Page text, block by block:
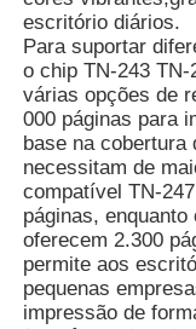
escritório diários.
Para suportar
o chip TN-243
várias opções de
000 páginas para
base na cobertura
necessitam de
compatível TN-
páginas,
oferecem 2.300
permite aos
pequenas
impressão de